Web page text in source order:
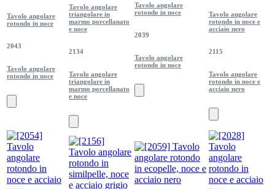
Tavolo angolare
rotondo in noce
2043
Tavolo angolare
rotondo in noce
Tavolo angolare
triangolare in
marmo porcellanato
e noce
2134
Tavolo angolare
triangolare in
marmo porcellanato
e noce
Tavolo angolare
rotondo in noce
2039
Tavolo angolare
rotondo in noce
Tavolo angolare
rotondo in noce e
acciaio nero
2115
Tavolo angolare
rotondo in noce e
acciaio nero